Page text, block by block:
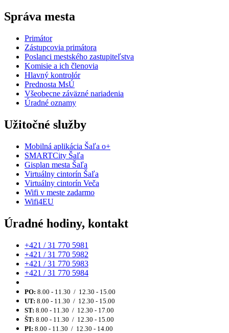
Správa mesta
Primátor
Zástupcovia primátora
Poslanci mestského zastupiteľstva
Komisie a ich členovia
Hlavný kontrolór
Prednosta MsÚ
Všeobecne záväzné nariadenia
Úradné oznamy
Užitočné služby
Mobilná aplikácia Šaľa o+
SMARTCity Šaľa
Gisplan mesta Šaľa
Virtuálny cintorín Šaľa
Virtuálny cintorín Veča
Wifi v meste zadarmo
Wifi4EU
Úradné hodiny, kontakt
+421 / 31 770 5981
+421 / 31 770 5982
+421 / 31 770 5983
+421 / 31 770 5984
PO: 8.00 - 11.30 / 12.30 - 15.00
UT: 8.00 - 11.30 / 12.30 - 15.00
ST: 8.00 - 11.30 / 12.30 - 17.00
ŠT: 8.00 - 11.30 / 12.30 - 15.00
PI: 8.00 - 11.30 / 12.30 - 14.00